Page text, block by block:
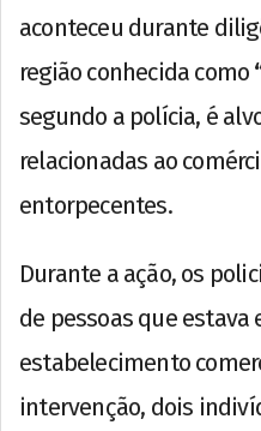
aconteceu durante
região conhecida como
segundo a polícia, é
relacionadas ao
entorpecentes.
Durante a ação, os
de pessoas que estava
estabelecimento
intervenção, dois